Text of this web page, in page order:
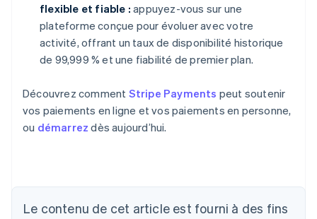
flexible et fiable : appuyez-vous sur une
plateforme conçue pour évoluer avec votre
activité, offrant un taux de disponibilité historique
de 99,999 % et une fiabilité de premier plan.
Découvrez comment Stripe Payments peut soutenir
vos paiements en ligne et vos paiements en personne,
ou démarrez dès aujourd’hui.
Le contenu de cet article est fourni à des fins
DeutschEnglish